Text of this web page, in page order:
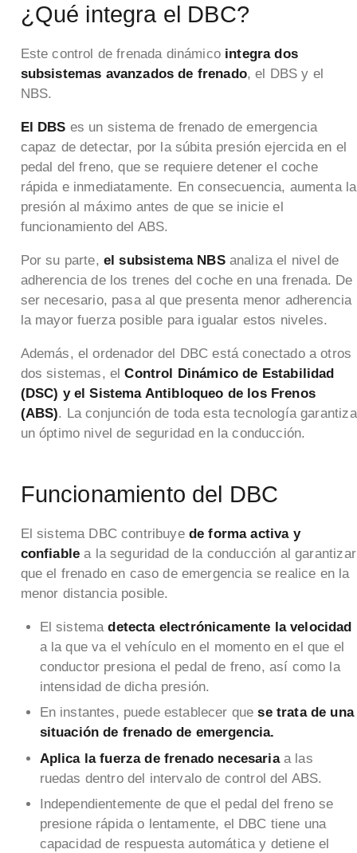
¿Qué integra el DBC?
Este control de frenada dinámico integra dos
subsistemas avanzados de frenado, el DBS y el
NBS.
El DBS es un sistema de frenado de emergencia
capaz de detectar, por la súbita presión ejercida en el
pedal del freno, que se requiere detener el coche
rápida e inmediatamente. En consecuencia, aumenta la
presión al máximo antes de que se inicie el
funcionamiento del ABS.
Por su parte, el subsistema NBSanaliza el nivel de
adherencia de los trenes del coche en una frenada. De
ser necesario, pasa al que presenta menor adherencia
la mayor fuerza posible para igualar estos niveles.
Además, el ordenador del DBC está conectado a otros
dos sistemas, elControl Dinámico de Estabilidad
(DSC) y el Sistema Antibloqueo de los Frenos
(ABS). La conjunción de toda esta tecnología garantiza
un óptimo nivel de seguridad en la conducción.
Funcionamiento del DBC
El sistema DBC contribuye de forma activa y
confiable a la seguridad de la conducción al garantizar
que el frenado en caso de emergencia se realice en la
menor distancia posible.
El sistemadetecta electrónicamente la velocidad
a la que va el vehículo en el momento en el que el
conductor presiona el pedal de freno, así como la
intensidad de dicha presión.
En instantes, puede establecer quese trata de una
situación de frenado de emergencia.
Aplica la fuerza de frenado necesariaa las
ruedas dentro del intervalo de control del ABS.
Independientemente de que el pedal del freno se
presione rápida o lentamente, el DBC tiene una
capacidad de respuesta automática y detiene el